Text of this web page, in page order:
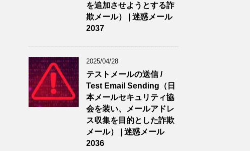
を追加させようとする詐
欺メール） | 迷惑メール
2037
2025/04/28
テストメールの送信 /
Test Email Sending（日
本メールセキュリティ協
会を装い、メールアドレ
ス収集を目的とした詐欺
メール） | 迷惑メール
2036